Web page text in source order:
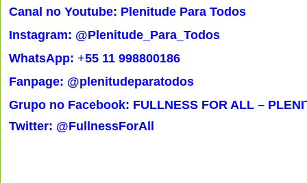
Canal no Youtube: Plenitude Para Todos
Instagram: @Plenitude_Para_Todos
WhatsApp: +55 11 998800186
Fanpage: @plenitudeparatodos
Grupo no Facebook: FULLNESS FOR ALL –
Twitter: @FullnessForAll